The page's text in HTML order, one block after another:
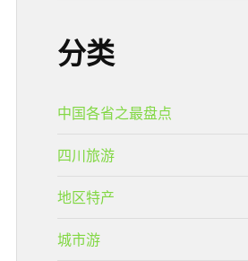
分类
中国各省之最盘点
四川旅游
地区特产
城市游